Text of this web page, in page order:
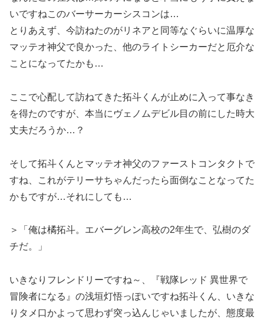
いですねこのバーサーカーシスコンは…
とりあえず、今訪ねたのがリネアと同等なぐらいに温厚な
マッテオ神父で良かった、他のライトシーカーだと厄介な
ことになってたかも…
ここで心配して訪ねてきた拓斗くんが止めに入って事なき
を得たのですが、本当にヴェノムデビル目の前にした時大
丈夫だろうか…？
そして拓斗くんとマッテオ神父のファーストコンタクトで
すね、これがテリーサちゃんだったら面倒なことなってた
かもですが…それにしても…
＞「俺は橘拓斗。エバーグレン高校の2年生で、弘樹のダ
チだ。」
いきなりフレンドリーですね～、『戦隊レッド 異世界で
冒険者になる』の浅垣灯悟っぽいですね拓斗くん、いきな
りタメ口かよって思わず突っ込んじゃいましたが、態度最